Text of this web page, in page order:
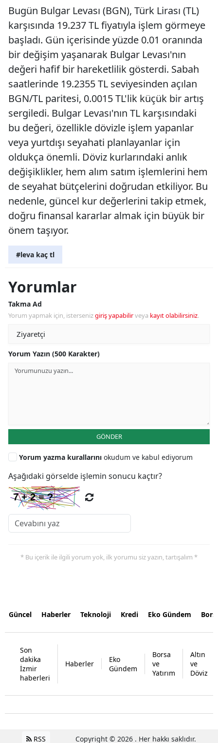
Bugün Bulgar Levası (BGN), Türk Lirası (TL)
karşısında 19.237 TL fiyatıyla işlem görmeye
başladı. Gün içerisinde yüzde 0.01 oranında
bir değişim yaşanarak Bulgar Levası'nın
değeri hafif bir hareketlilik gösterdi. Sabah
saatlerinde 19.2355 TL seviyesinden açılan
BGN/TL paritesi, 0.0015 TL'lik küçük bir artış
sergiledi. Bulgar Levası'nın TL karşısındaki
bu değeri, özellikle dövizle işlem yapanlar
veya yurtdışı seyahati planlayanlar için
oldukça önemli. Döviz kurlarındaki anlık
değişiklikler, hem alım satım işlemlerini hem
de seyahat bütçelerini doğrudan etkiliyor. Bu
nedenle, güncel kur değerlerini takip etmek,
doğru finansal kararlar almak için büyük bir
önem taşıyor.
#leva kaç tl
Yorumlar
Takma Ad
Yorum yapmak için, istersenizgiriş yapabilirveya kayıt olabilirsiniz.
Yorum Yazın (500 Karakter)
GÖNDER
Yorum yazma kurallarını okudum ve kabul ediyorum
Aşağıdaki görselde işlemin sonucu kaçtır?
* Bu içerik ile ilgili yorum yok, ilk yorumu siz yazın, tartışalım *
Güncel Haberler Teknoloji Kredi Eko Gündem
Son
dakika
İzmir
haberleri
Haberler
Eko
Gündem
Borsa
ve
Yatırım
Altın
ve
Döviz
RSS Copyright © 2026 . Her hakkı saklıdır.